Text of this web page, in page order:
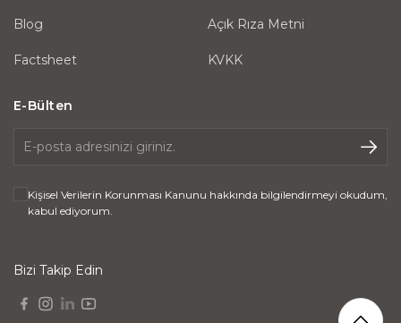
Blog
Factsheet
Açık Rıza Metni
KVKK
E-Bülten
Kişisel Verilerin Korunması Kanunu hakkında bilgilendirmeyi okudum,
kabul ediyorum.
Bizi Takip Edin